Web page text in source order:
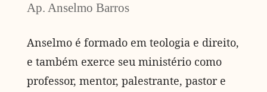
Ap. Anselmo Barros
Anselmo é formado em teologia e direito,
e também exerce seu ministério como
professor, mentor, palestrante, pastor e